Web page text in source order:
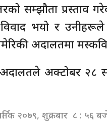
सम्झौता प्रस्ताव
भयो र
अदालतमा
अक्टोबर २८
२०७९, शुक्रबार ८ : ५६